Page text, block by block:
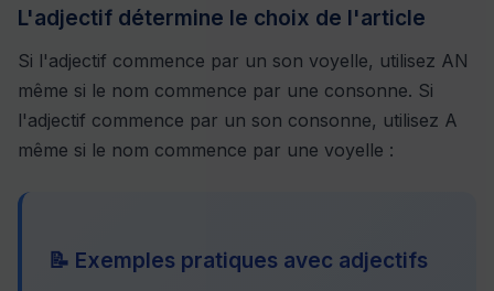
L'adjectif détermine le choix de l'article
Si l'adjectif commence par un son voyelle, utilisez AN
même si le nom commence par une consonne. Si
l'adjectif commence par un son consonne, utilisez A
même si le nom commence par une voyelle :
📝 Exemples pratiques avec adjectifs